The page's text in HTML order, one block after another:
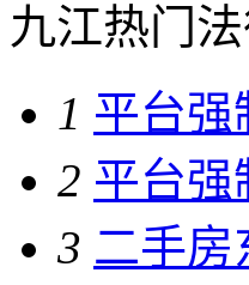
九江热门
1 平台强
2 平台强
3 二手房